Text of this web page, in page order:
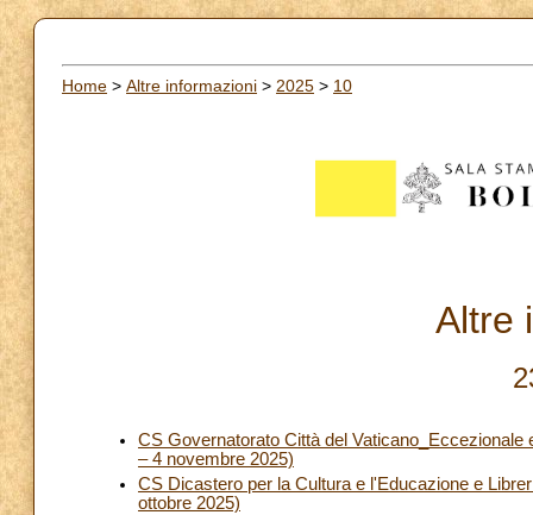
Home > Altre informazioni > 2025 > 10
Altre
CS Governatorato Città del
– 4 novembre 2025)
CS Dicastero per la Cultura e l'Educazione e
ottobre 2025)